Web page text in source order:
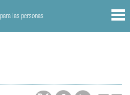
las personas